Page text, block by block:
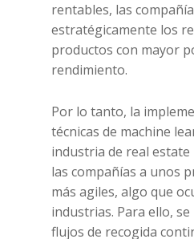
rentables, las
estratégicamente los
productos con mayor
rendimiento.
Por lo tanto, la
técnicas de machine
industria de real
las compañías a unos
más agiles, algo que
industrias. Para ello,
flujos de recogida